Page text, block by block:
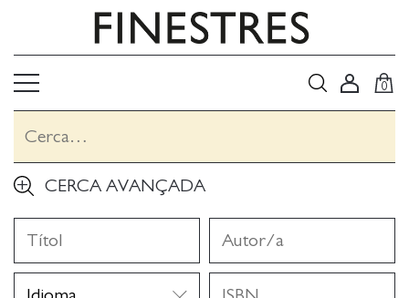
0
CERCA AVANÇADA